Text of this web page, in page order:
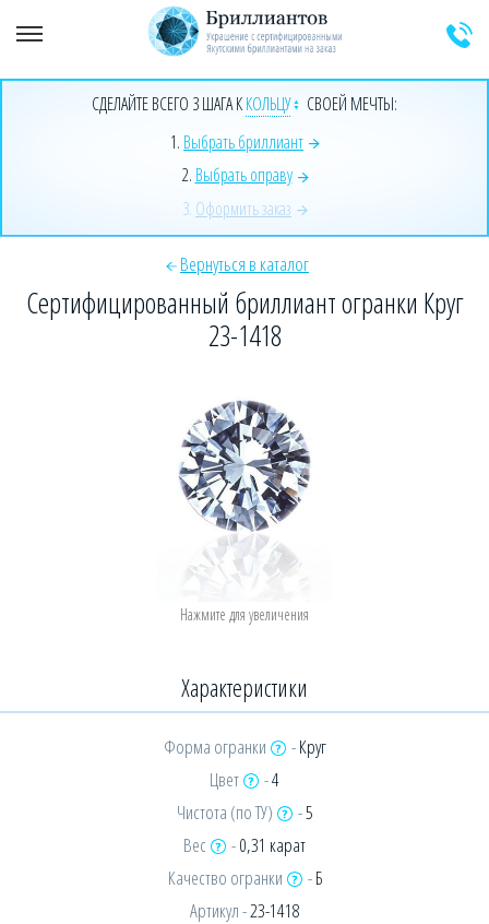
+7 (925) 589-64-91 Заказать звонок эксперта
СДЕЛАЙТЕ ВСЕГО 3 ШАГА ККОЛЬЦУ
СВОЕЙ МЕЧТЫ:
1. Выбрать бриллиант
2. Выбрать оправу
3. Оформить заказ
Вернуться в каталог
Сертифицированный бриллиант огранки Круг
23-1418
Характеристики
Форма огранки -Круг
Цвет
-4
Чистота (по ТУ)
-5
Вес
-0,31 карат
Качество огранки
-Б
Артикул -23-1418